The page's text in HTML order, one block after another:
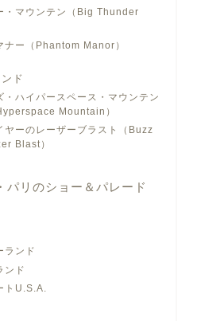
・マウンテン（Big Thunder
ナー（Phantom Manor）
ド
・ハイパースペース・マウンテン
Mountain）
ヤーのレーザーブラスト（Buzz
Blast）
パリのショー＆パレード
ランド
ンド
トU.S.A.